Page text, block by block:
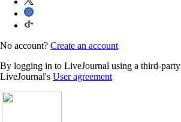
No account? Create an account
By logging in to LiveJournal using a third-
LiveJournal's User agreement